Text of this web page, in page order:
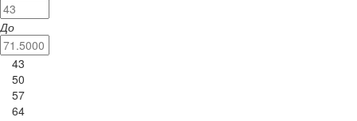
До
43
50
57
64